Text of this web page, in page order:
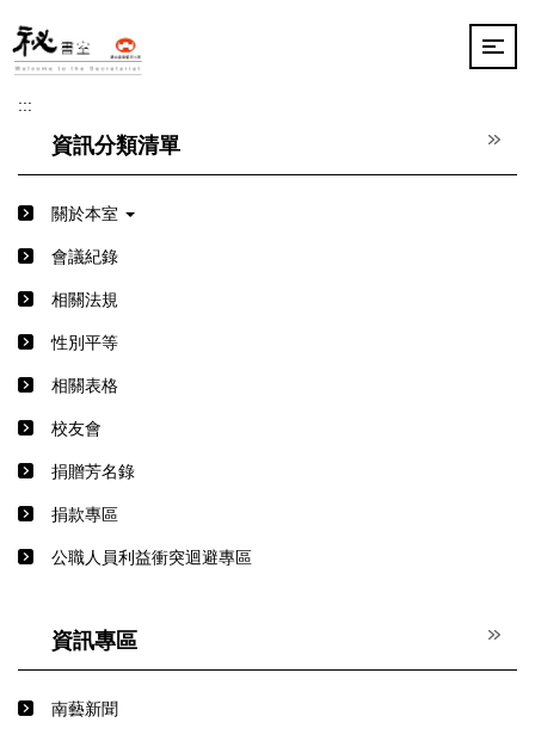
到
主
內
:::
資訊分類清單
關於本室
會議紀錄
相關法規
性別平等
相關表格
校友會
捐贈芳名錄
捐款專區
公職人員利益衝突迴避專區
資訊專區
南藝新聞